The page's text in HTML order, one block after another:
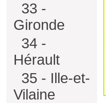
33 -
Gironde
34 -
Hérault
35 - Ille-et-
Vilaine